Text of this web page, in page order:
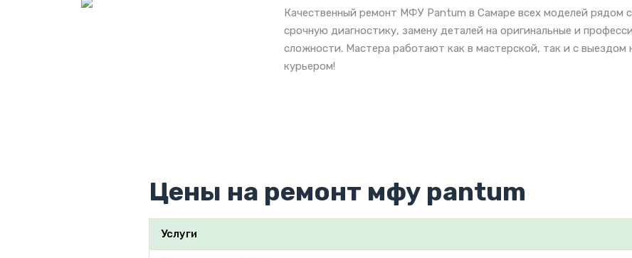
Качественный ремонт МФУ Pantum в Самаре всех моделей рядом
срочную диагностику, замену деталей на оригинальные и
сложности. Мастера работают как в мастерской, так и с выездом
курьером!
Цены на ремонт мфу pantum
Услуги